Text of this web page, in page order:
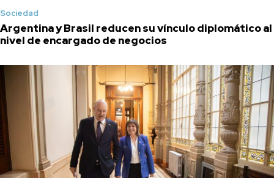
Sociedad
Argentina y Brasil reducen su vínculo diplomático al
nivel de encargado de negocios